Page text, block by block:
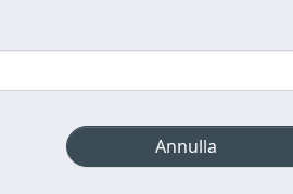
Annulla